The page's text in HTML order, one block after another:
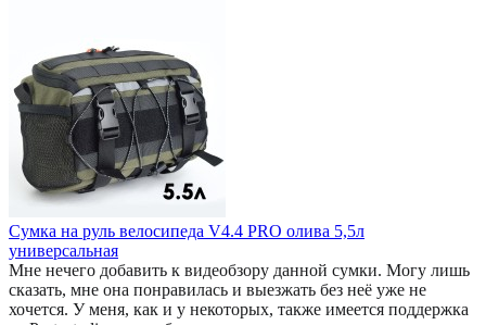
Сумка на руль велосипеда V4.4 PRO олива 5,5л
универсальная
Мне нечего добавить к видеобзору данной сумки. Могу лишь
сказать, мне она понравилась и выезжать без неё уже не
хочется. У меня, как и у некоторых, также имеется поддержка